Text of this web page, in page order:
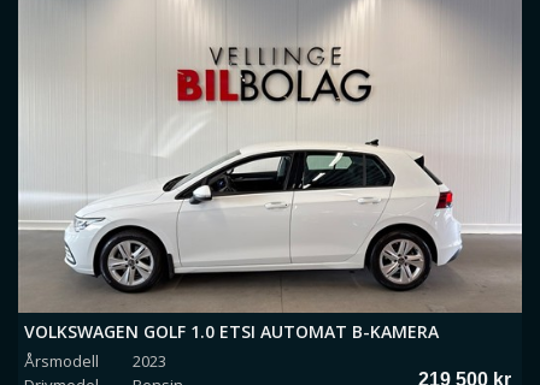
VOLKSWAGEN GOLF 1.0 ETSI AUTOMAT B-KAMERA
RATTVÄRME
Årsmodell
2023
219 500 kr